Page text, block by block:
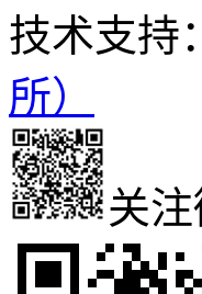
技术支持：
所）
关